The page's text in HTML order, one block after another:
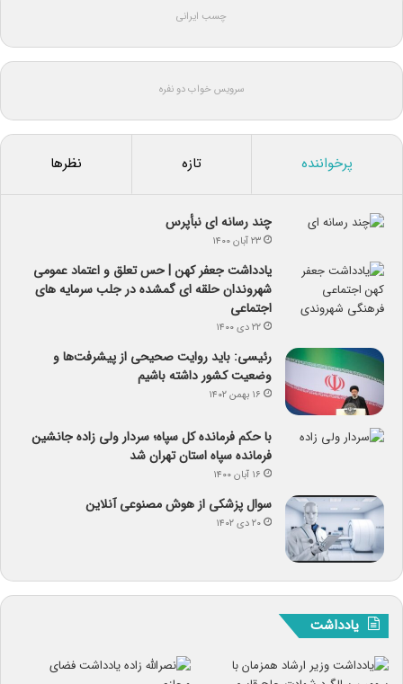
چسب ایرانی
سرویس خواب دو نفره
پرخواننده تازه نظرها
چند رسانه ای نبأپرس
۲۳ آبان ۱۴۰۰
یادداشت جعفر کهن | حس تعلق و اعتماد عمومی
شهروندان حلقه ای گمشده در جلب سرمایه های
اجتماعی
۲۲ دی ۱۴۰۰
رئیسی: باید روایت صحیحی از پیشرفت‌ها و
وضعیت کشور داشته باشیم
۱۶ بهمن ۱۴۰۲
با حکم فرمانده کل سپاه؛ سردار ولی زاده جانشین
فرمانده سپاه استان تهران شد
۱۶ آبان ۱۴۰۰
سوال پزشکی از هوش مصنوعی آنلاین
۲۰ دی ۱۴۰۲
یادداشت